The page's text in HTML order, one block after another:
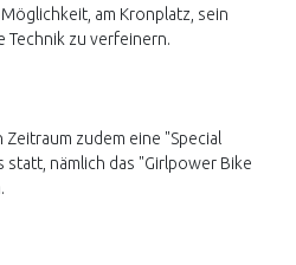
am Kronplatz, sein
Technik zu verfeinern.
zudem eine "Special
statt, nämlich das "Girlpower Bike